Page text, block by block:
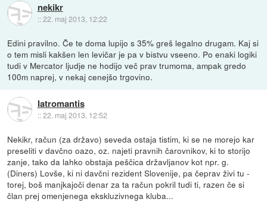
nekikr
::22. maj 2013, 12:22
Edini pravilno. Če te doma lupijo s 35% greš legalno drugam. Kaj si
o tem misli kakšen len levičar je pa v bistvu vseeno. Po enaki logiki
tudi v Mercator ljudje ne hodijo več prav trumoma, ampak gredo
100m naprej, v nekaj cenejšo trgovino.
Iatromantis
::22. maj 2013, 12:52
Nekikr, račun (za državo) seveda ostaja tistim, ki se ne morejo kar
preseliti v davčno oazo, oz. najeti pravnih čarovnikov, ki to storijo
zanje, tako da lahko obstaja peščica državljanov kot npr. g.
(Diners) Lovše, ki ni davčni rezident Slovenije, pa čeprav živi tu -
torej, boš manjkajoči denar za ta račun pokril tudi ti, razen če si
član prej omenjenega ekskluzivnega kluba...